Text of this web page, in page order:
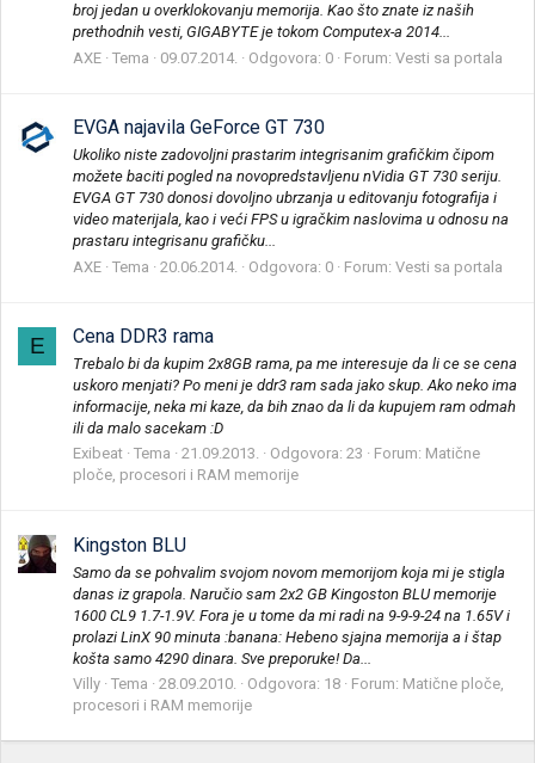
broj jedan u overklokovanju memorija. Kao što znate iz naših
prethodnih vesti, GIGABYTE je tokom Computex-a 2014...
AXE Tema 09.07.2014. Odgovora: 0 Forum: Vesti sa portala
EVGA najavila GeForce GT 730
Ukoliko niste zadovoljni prastarim integrisanim grafičkim čipom
možete baciti pogled na novopredstavljenu nVidia GT 730 seriju.
EVGA GT 730 donosi dovoljno ubrzanja u editovanju fotografija i
video materijala, kao i veći FPS u igračkim naslovima u odnosu na
prastaru integrisanu grafičku...
AXE Tema 20.06.2014. Odgovora: 0 Forum: Vesti sa portala
E Cena DDR3 rama
Trebalo bi da kupim 2x8GB rama, pa me interesuje da li ce se cena
uskoro menjati? Po meni je ddr3 ram sada jako skup. Ako neko ima
informacije, neka mi kaze, da bih znao da li da kupujem ram odmah
ili da malo sacekam :D
Exibeat Tema 21.09.2013. Odgovora: 23 Forum: Matične
ploče, procesori i RAM memorije
Kingston BLU
Samo da se pohvalim svojom novom memorijom koja mi je stigla
danas iz grapola. Naručio sam 2x2 GB Kingoston BLU memorije
1600 CL9 1.7-1.9V. Fora je u tome da mi radi na 9-9-9-24 na 1.65V i
prolazi LinX 90 minuta :banana: Hebeno sjajna memorija a i štap
košta samo 4290 dinara. Sve preporuke! Da...
Villy Tema 28.09.2010. Odgovora: 18 Forum: Matične ploče,
procesori i RAM memorije